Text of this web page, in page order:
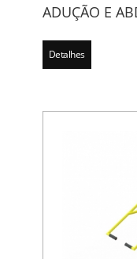
ADUÇÃO E
Detalhes